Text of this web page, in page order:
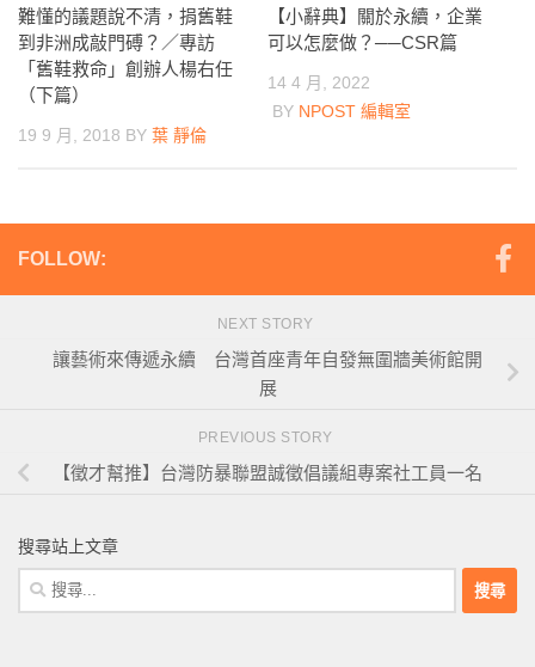
難懂的議題說不清，捐舊鞋
到非洲成敲門磗？／專訪
「舊鞋救命」創辦人楊右任
（下篇）
19 9 月, 2018 BY 葉 靜倫
【小辭典】關於永續，企業
可以怎麼做？──CSR篇
14 4 月, 2022
BY NPOST 編輯室
FOLLOW:
NEXT STORY
讓藝術來傳遞永續 台灣首座青年自發無圍牆美術館開
展
PREVIOUS STORY
【徵才幫推】台灣防暴聯盟誠徵倡議組專案社工員一名
搜尋站上文章
搜
尋